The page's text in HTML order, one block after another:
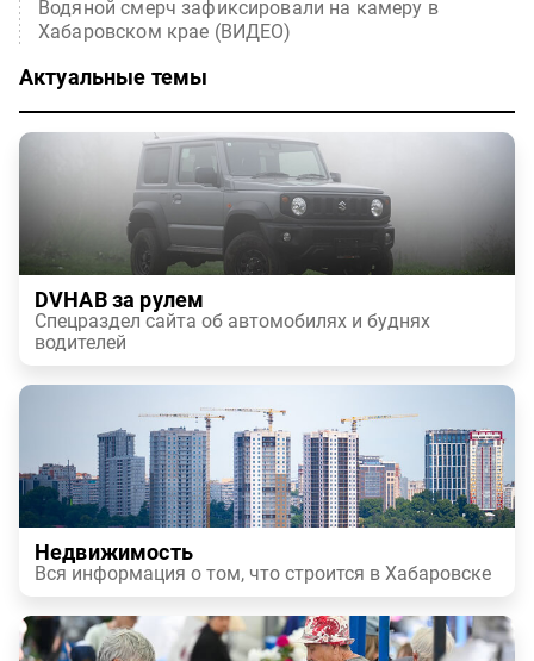
Водяной смерч зафиксировали на камеру в
Хабаровском крае (ВИДЕО)
Актуальные темы
DVHAB за рулем
Спецраздел сайта об автомобилях и буднях
водителей
Недвижимость
Вся информация о том, что строится в Хабаровске